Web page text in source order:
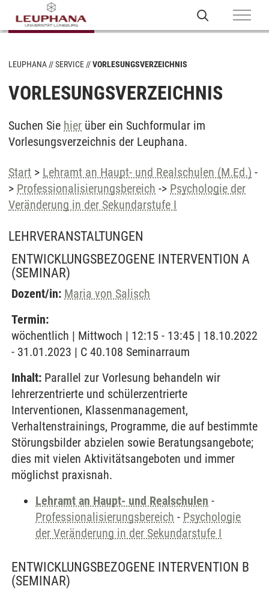
LEUPHANA SERVICE VORLESUNGSVERZEICHNIS
VORLESUNGSVERZEICHNIS
Suchen Sie hier über ein Suchformular im
Vorlesungsverzeichnis der Leuphana.
Start > Lehramt an Haupt- und Realschulen (M.Ed.) -
> Professionalisierungsbereich -> Psychologie der
Veränderung in der Sekundarstufe I
LEHRVERANSTALTUNGEN
ENTWICKLUNGSBEZOGENE INTERVENTION A
(SEMINAR)
Dozent/in: Maria von Salisch
Termin:
wöchentlich | Mittwoch | 12:15 - 13:45 | 18.10.2022
- 31.01.2023 | C 40.108 Seminarraum
Inhalt: Parallel zur Vorlesung behandeln wir
lehrerzentrierte und schülerzentrierte
Interventionen, Klassenmanagement,
Verhaltenstrainings, Programme, die auf bestimmte
Störungsbilder abzielen sowie Beratungsangebote;
dies mit vielen Aktivitätsangeboten und immer
möglichst praxisnah.
Lehramt an Haupt- und Realschulen -
Professionalisierungsbereich - Psychologie
der Veränderung in der Sekundarstufe I
ENTWICKLUNGSBEZOGENE INTERVENTION B
(SEMINAR)